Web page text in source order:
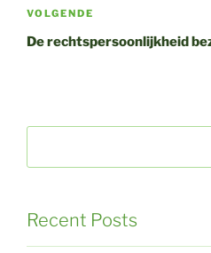
Volgend
bericht
VOLGENDE
De rechtspersoonlijkheid
Recent Posts